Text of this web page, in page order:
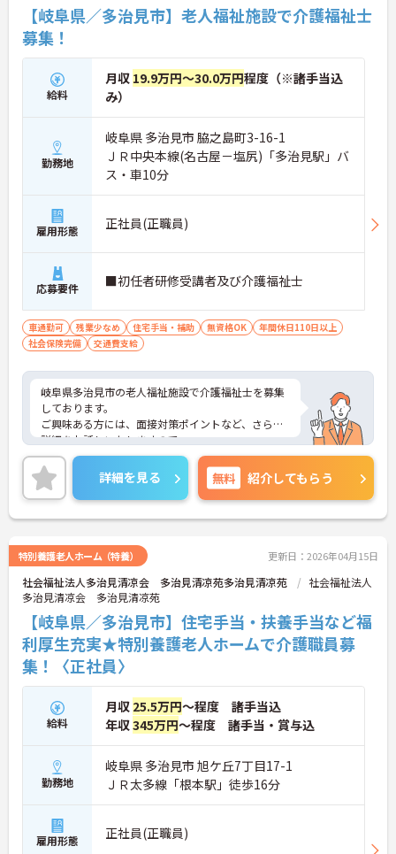
【岐阜県／多治見市】老人福祉施設で介護福祉士
募集！
給料
月収 19.9万円～30.0万円程度（※諸手当込
み）
勤務地
岐阜県 多治見市 脇之島町3-16-1
ＪＲ中央本線(名古屋－塩尻)「多治見駅」バ
ス・車10分
雇用形態 正社員(正職員)
応募要件 ■初任者研修受講者及び介護福祉士
車通勤可 残業少なめ 住宅手当・補助 無資格OK
年間休日110日以上
社会保険完備
交通費支給
岐阜県多治見市の老人福祉施設で介護福祉士を募集
しております。
ご興味ある方には、面接対策ポイントなど、さらに
詳細をお話しいたしますので
お気軽にご相談ください。
詳細を見る 無料 紹介してもらう
特別養護老人ホーム（特養） 更新日：2026年04月15日
社会福祉法人多治見清凉会 多治見清凉苑多治見清凉苑
社会福祉法人
多治見清凉会 多治見清凉苑
【岐阜県／多治見市】住宅手当・扶養手当など福
利厚生充実★特別養護老人ホームで介護職員募
集！〈正社員〉
給料
月収 25.5万円～程度 諸手当込
年収345万円～程度 諸手当・賞与込
勤務地
岐阜県 多治見市 旭ケ丘7丁目17-1
ＪＲ太多線「根本駅」徒歩16分
雇用形態 正社員(正職員)